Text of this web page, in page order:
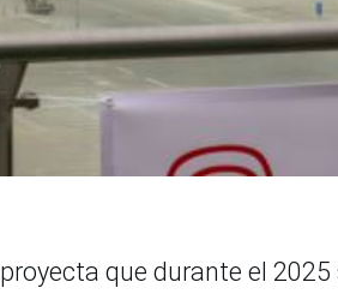
proyecta que durante el